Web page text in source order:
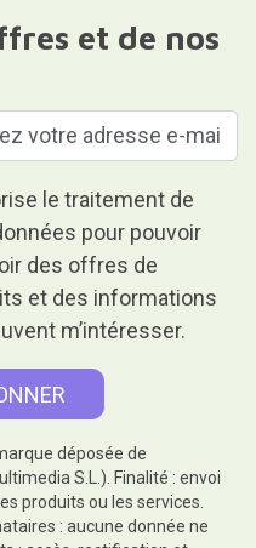
et de nos
le traitement de
pour pouvoir
des offres de
et des informations
m’intéresser.
déposée de
S.L.). Finalité : envoi
produits ou les services.
: aucune donnée ne